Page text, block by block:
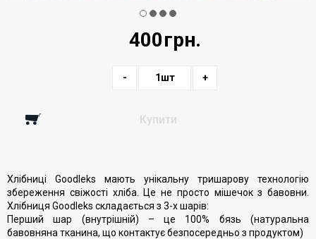
400грн.
- 1шт +
Купити
Хлібниці Goodleks мають унікальну тришарову технологію
збереження свіжості хліба. Це не просто мішечок з бавовни.
Хлібниця Goodleks складається з 3-х шарів:
Перший шар (внутрішній) – це 100% бязь (натуральна
бавовняна тканина, що контактує безпосередньо з продуктом)